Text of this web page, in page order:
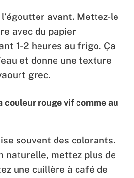
avant. Mettez-le
avec du papier
1-2 heures au frigo. Ça
et donne une texture
grec.
couleur rouge vif comme au
souvent des colorants.
naturelle, mettez plus de
une cuillère à café de